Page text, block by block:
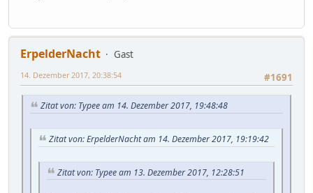
ErpelderNacht
Gast
#1691
14. Dezember 2017, 20:38:54
Zitat von: Typee am 14. Dezember 2017, 19:48:48
Zitat von: ErpelderNacht am 14. Dezember 2017, 19:19:42
Zitat von: Typee am 13. Dezember 2017, 12:28:51